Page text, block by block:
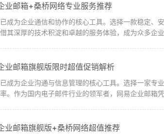
业邮箱+桑桥网络专业服务推荐
成为企业通信和协作的核心工具。选择一款稳定、
其深厚的技术积淀和卓越的服务体验，成为众多企
业邮箱旗舰版限时超值促销解析
成为企业沟通与信息管理的核心工具。选择一家专
。作为国内电子邮件行业的领军者，网易企业邮箱
业邮箱旗舰版+桑桥网络超值推荐